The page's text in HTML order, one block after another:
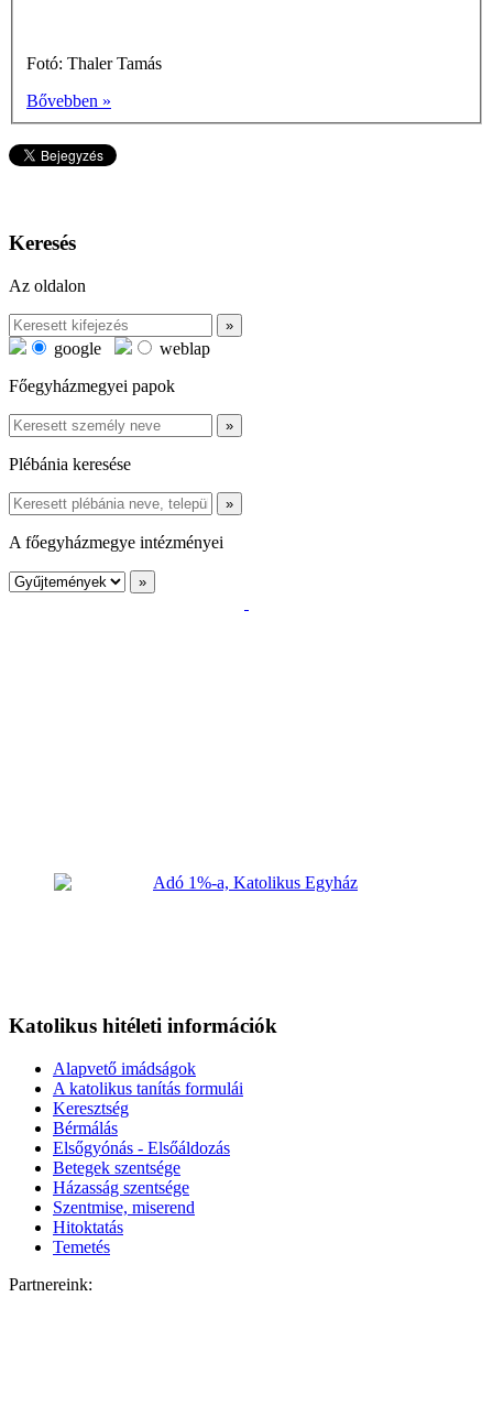
Fotó: Thaler Tamás
Bővebben »
Keresés
Az oldalon
google
weblap
Főegyházmegyei papok
Plébánia keresése
A főegyházmegye intézményei
Katolikus hitéleti információk
Alapvető imádságok
A katolikus tanítás formulái
Keresztség
Bérmálás
Elsőgyónás - Elsőáldozás
Betegek szentsége
Házasság szentsége
Szentmise, miserend
Hitoktatás
Temetés
Partnereink: